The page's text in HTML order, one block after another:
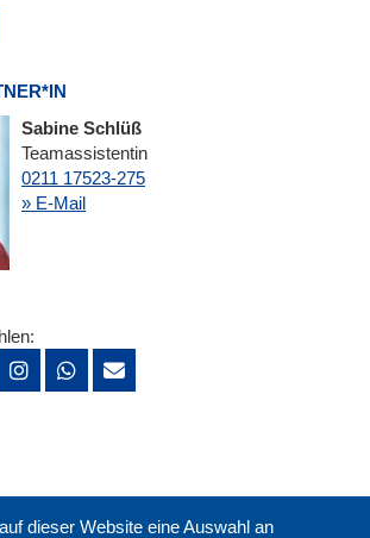
Sabine Schlüß
Teamassistentin
0211 17523-275
» E-Mail
dieser Website eine Auswahl an